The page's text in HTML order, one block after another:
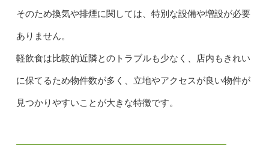
そのため換気や排煙に関しては、特別な設備や増設が必要
ありません。
軽飲食は比較的近隣とのトラブルも少なく、店内もきれい
に保てるため物件数が多く、立地やアクセスが良い物件が
見つかりやすいことが大きな特徴です。